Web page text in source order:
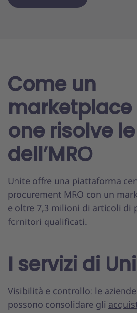
Come un
one risolve
dell’MRO
Unite offre una piattaforma
procurement MRO con un
e oltre 7,3 milioni di articoli di
fornitori qualificati.
I servizi di
Visibilità e controllo: le
possono consolidare gli